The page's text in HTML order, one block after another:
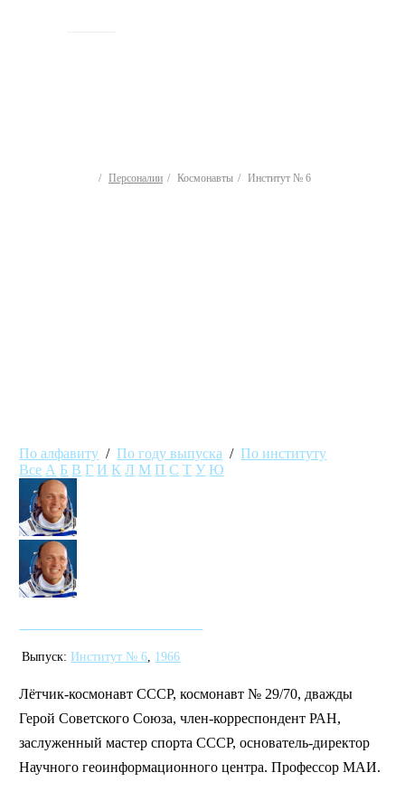
Персоналии Космонавты Институт № 6
По алфавиту /По году выпуска /По институту
Все А Б В Г И К Л М П С Т У Ю
Выпуск: Институт № 6 1966
Лётчик-космонавт СССР, космонавт № 29/70, дважды
Герой Советского Союза, член-корреспондент РАН,
заслуженный мастер спорта СССР, основатель-директор
Научного геоинформационного центра. Профессор МАИ.